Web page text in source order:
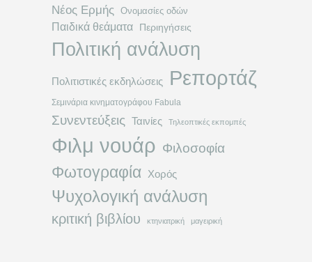
Νέος Ερμής Ονομασίες οδών
Παιδικά θεάματα Περιηγήσεις
Πολιτική ανάλυση
Πολιτιστικές εκδηλώσεις Ρεπορτάζ
Σεμινάρια κινηματογράφου Fabula
Συνεντεύξεις Ταινίες Τηλεοπτικές εκπομπές
Φιλμ νουάρ Φιλοσοφία
Φωτογραφία Χορός
Ψυχολογική ανάλυση
κριτική βιβλίου κτηνιατρική μαγειρική